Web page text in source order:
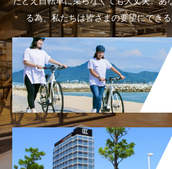
る為、私たちは皆さまの要望にでき